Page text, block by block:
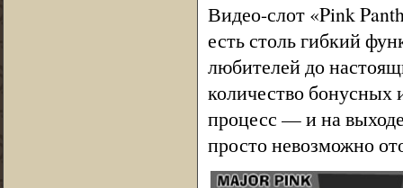
Видео-слот «Pink
есть столь гибкий
любителей до
количество бонусных
процесс — и на
просто невозможно